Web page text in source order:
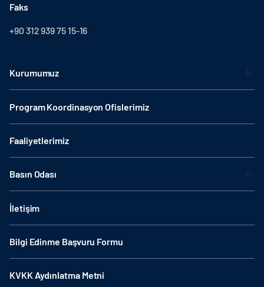
Faks
+90 312 939 75 15-16
Kurumumuz
Program Koordinasyon Ofislerimiz
Faaliyetlerimiz
Basın Odası
İletişim
Bilgi Edinme Başvuru Formu
KVKK Aydınlatma Metni